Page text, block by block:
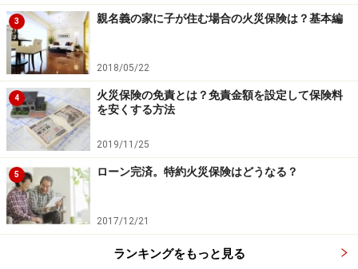
にしてください。
火災保険の種類によっては地震災害関連の補償を拡充で
きるような仕組みを持っている商品も出始めています。
次のページでは地震で被災した際に気をつけること、地
震保険金の支払いで気をつけることについて解説しま
す。
※記事内容は執筆時点のものです。最新の内容をご確認くださ
い。
本記事の内容は一般的な情報提供を目的としており、特定の金融
3 親名義の家に子が住む場合の火災保険は？基本編
2018/05/22
4
火災保険の免責とは？免責金額を設定して保険料
を安くする方法
2019/11/25
5 ローン完済。特約火災保険はどうなる？
2017/12/21
ランキングをもっと見る